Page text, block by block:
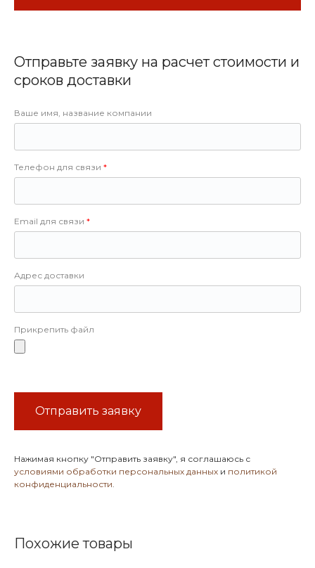
Отправьте заявку на расчет стоимости и
сроков доставки
Ваше имя, название компании
Телефон для связи
Email для связи
Адрес доставки
Прикрепить файл
Отправить заявку
Нажимая кнопку "Отправить заявку" , я соглашаюсь с
условиями обработки персональных данных и политикой
конфиденциальности
Похожие товары